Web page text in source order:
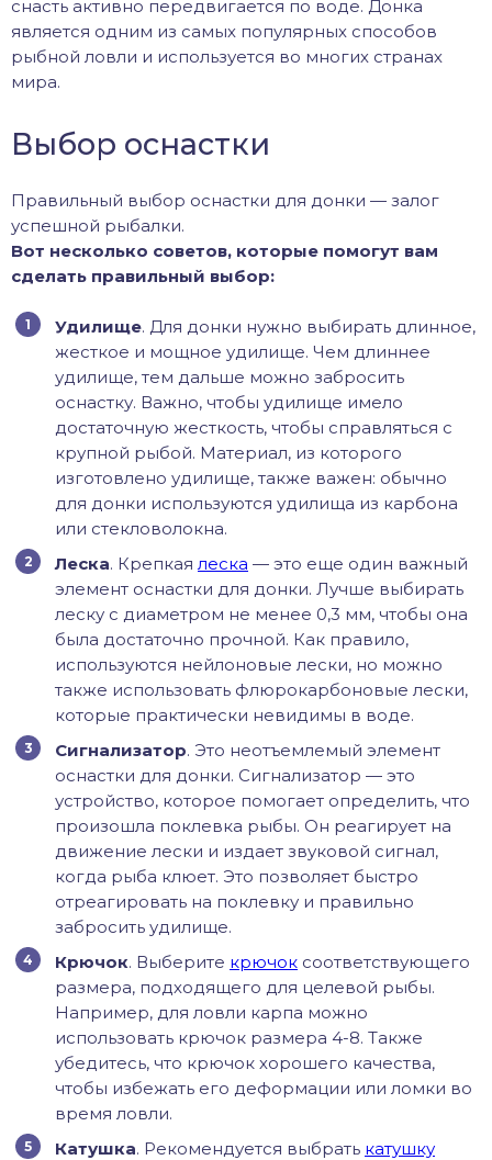
снасть активно передвигается по воде. Донка
является одним из самых популярных способов
рыбной ловли и используется во многих странах
мира.
Выбор оснастки
Правильный выбор оснастки для донки — залог
успешной рыбалки.
Вот несколько советов, которые помогут вам
сделать правильный выбор:
Удилище. Для донки нужно выбирать длинное,
жесткое и мощное удилище. Чем длиннее
удилище, тем дальше можно забросить
оснастку. Важно, чтобы удилище имело
достаточную жесткость, чтобы справляться с
крупной рыбой. Материал, из которого
изготовлено удилище, также важен: обычно
для донки используются удилища из карбона
или стекловолокна.
Леска. Крепкая леска — это еще один важный
элемент оснастки для донки. Лучше выбирать
леску с диаметром не менее 0,3 мм, чтобы она
была достаточно прочной. Как правило,
используются нейлоновые лески, но можно
также использовать флюрокарбоновые лески,
которые практически невидимы в воде.
Сигнализатор. Это неотъемлемый элемент
оснастки для донки. Сигнализатор — это
устройство, которое помогает определить, что
произошла поклевка рыбы. Он реагирует на
движение лески и издает звуковой сигнал,
когда рыба клюет. Это позволяет быстро
отреагировать на поклевку и правильно
забросить удилище.
Крючок. Выберите крючок соответствующего
размера, подходящего для целевой рыбы.
Например, для ловли карпа можно
использовать крючок размера 4-8. Также
убедитесь, что крючок хорошего качества,
чтобы избежать его деформации или ломки во
время ловли.
Катушка. Рекомендуется выбрать катушку